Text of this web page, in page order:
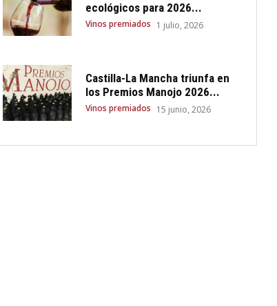
ecológicos para 2026...
Vinos premiados 1 julio, 2026
Castilla-La Mancha triunfa en
los Premios Manojo 2026...
Vinos premiados 15 junio, 2026